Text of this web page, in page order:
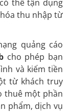
thể tận dụng
thu nhập từ
quảng cáo
cho phép bạn
và kiếm tiền
từ khách truy
thuê một phần
phẩm, dịch vụ